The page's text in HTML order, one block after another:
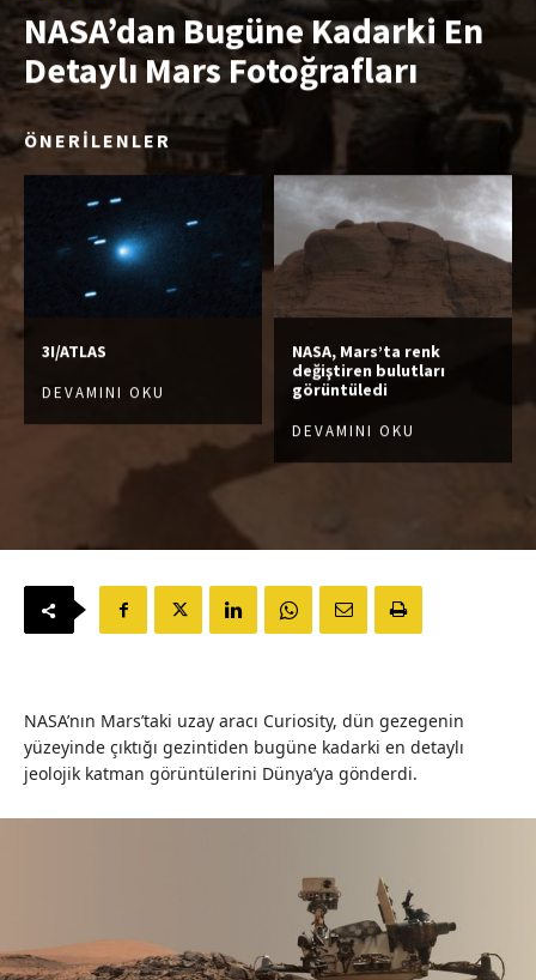
NASA’dan Bugüne Kadarki En
Detaylı Mars Fotoğrafları
ÖNERİLENLER
3I/ATLAS
DEVAMINI OKU
NASA, Mars’ta renk
değiştiren bulutları
görüntüledi
DEVAMINI OKU
NASA’nın Mars’taki uzay aracı Curiosity, dün gezegenin
yüzeyinde çıktığı gezintiden bugüne kadarki en detaylı
jeolojik katman görüntülerini Dünya’ya gönderdi.